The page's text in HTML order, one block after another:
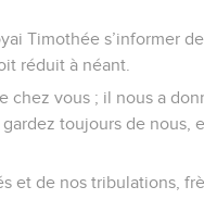
Timothée s’informer
réduit à néant.
chez vous ; il nous a
toujours de nous,
et de nos tribulations,